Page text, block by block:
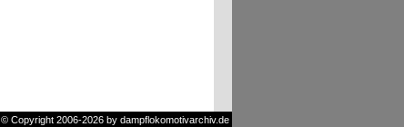
© Copyright 2006-2026 by dampflokomotivarchiv.de